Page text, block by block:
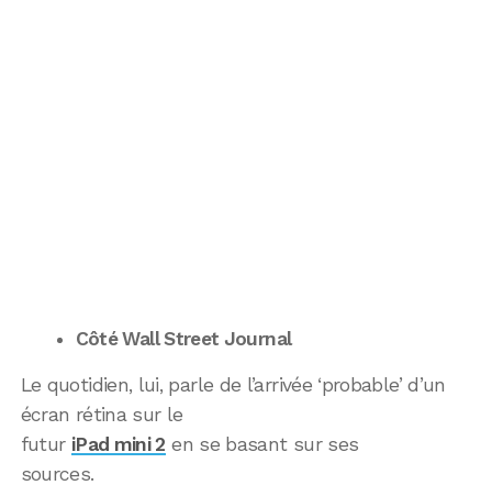
Côté Wall Street Journal
Le quotidien, lui, parle de l’arrivée ‘probable’ d’un
écran rétina sur le
futur iPad mini 2 en se basant sur ses
sources.